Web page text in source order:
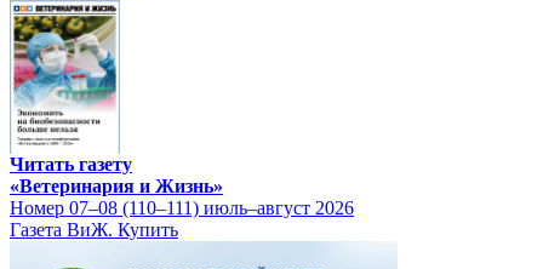
Читать газету
«Ветеринария и Жизнь»
Номер 07–08 (110–111) июль–август 2026
Газета ВиЖ. Купить